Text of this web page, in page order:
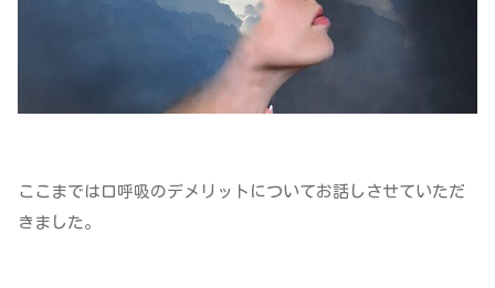
ここまでは口呼吸のデメリットについてお話しさせていただ
きました。